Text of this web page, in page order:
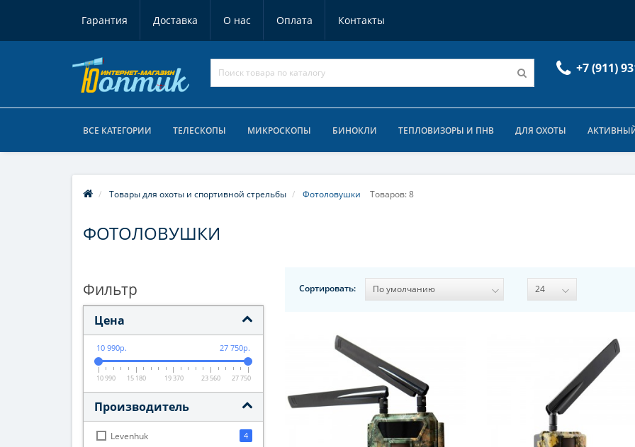
Гарантия Доставка О нас Оплата Контакты
+7 (911)
ВСЕ КАТЕГОРИИ ТЕЛЕСКОПЫ МИКРОСКОПЫ БИНОКЛИ ТЕПЛОВИЗОРЫ И ПНВ ДЛЯ ОХОТЫ
Товары для охоты и спортивной стрельбы Фотоловушки Товаров: 8
ФОТОЛОВУШКИ
Фильтр
Цена
10 990р. 27 750р.
10 990 15 180 19 370 23 560 27 750
Производитель
Levenhuk 4
Сортировать: